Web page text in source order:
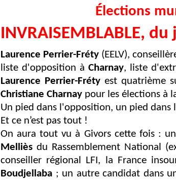
Élections
INVRAISEMBLABLE,
Laurence Perrier-Fréty (EELV),
liste d'opposition àCharnay, liste
Laurence Perrier-Fréty est quatrième
Christiane Charnay pour les élections à
Un pied dans l'opposition, un pied
Et ce n’est pas tout !
On aura tout vu à Givors cette fois :
Melliès du Rassemblement National
conseiller régional LFI, la France
Boudjellaba ; un autre candidat dans